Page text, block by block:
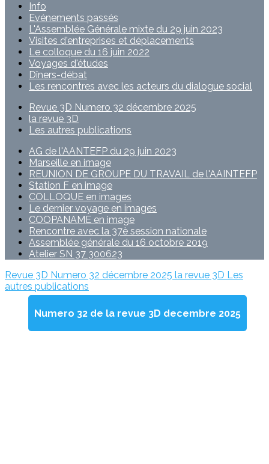
Info
Evénements passés
L'Assemblée Générale mixte du 29 juin 2023
Visites d'entreprises et déplacements
Le colloque du 16 juin 2022
Voyages d'études
Dîners-débat
Les rencontres avec les acteurs du dialogue social
Revue 3D Numero 32 décembre 2025
la revue 3D
Les autres publications
AG de l'AANTEFP du 29 juin 2023
Marseille en image
REUNION DE GROUPE DU TRAVAIL de l'AAINTEFP
Station F en image
COLLOQUE en images
Le dernier voyage en images
COOPANAME en image
Rencontre avec la 37è session nationale
Assemblée générale du 16 octobre 2019
Atelier SN 37 300623
Revue 3D Numero 32 décembre 2025 la revue 3D Les
autres publications
Numero 32 de la revue 3D decembre 2025